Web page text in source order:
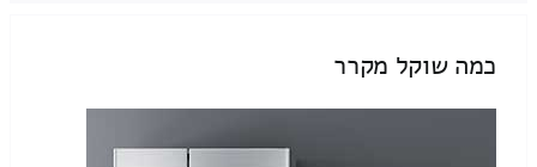
כמה שוקל מקרר